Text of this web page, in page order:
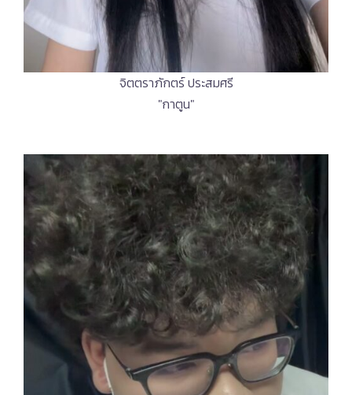
จิตตราภักตร์ ประสมศรี
"กาตูน"